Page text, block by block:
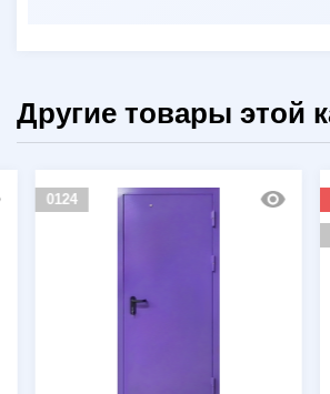
Другие товары этой
0124 -